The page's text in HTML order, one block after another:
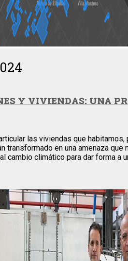
Y VIVIENDAS: UNA
las viviendas que
transformado en una amenaza
cambio climático para dar forma